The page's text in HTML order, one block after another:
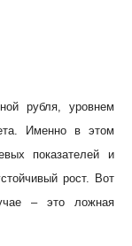
рубля, уровнем
Именно в этом
показателей и
рост. Вот
– это ложная